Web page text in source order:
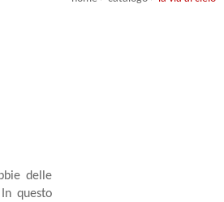
delle
questo